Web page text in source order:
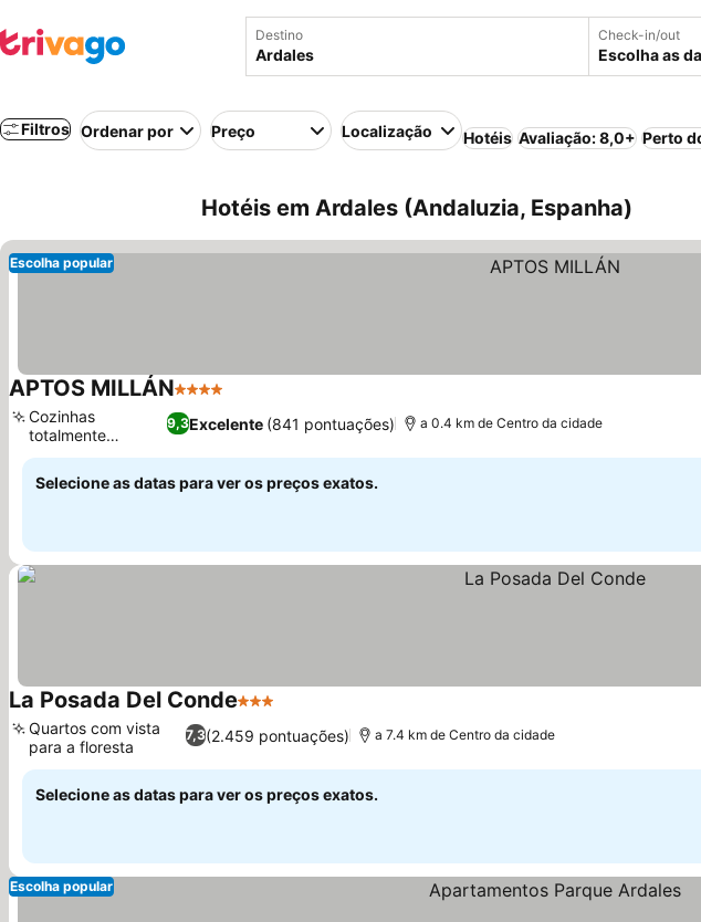
Destino Check-in/out
Escolha as
Filtros Ordenar por Preço Localização Hotéis Avaliação: 8,0+ Perto
Hotéis em Ardales (Andaluzia, Espanha)
Escolha popular
APTOS MILLÁN4 Estrelas
9,3Excelente (841 pontuações)
Cozinhas
totalmente
equipadas
a 0.4 km de Centro da cidade
Selecione as datas para ver os preços exatos.
La Posada Del Conde3 Estrelas
7,3(2.459 pontuações)
Quartos com vista
para a floresta
a 7.4 km de Centro da cidade
Selecione as datas para ver os preços exatos.
Escolha popular